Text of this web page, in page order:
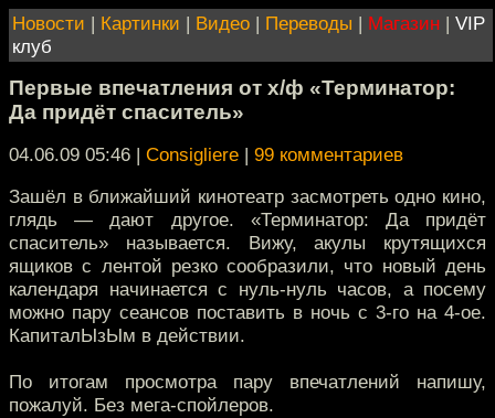
Новости | Картинки | Видео | Переводы | Магазин | VIP
клуб
Первые впечатления от х/ф «Терминатор:
Да придёт спаситель»
04.06.09 05:46 | Consigliere | 99 комментариев
Зашёл в ближайший кинотеатр засмотреть одно кино,
глядь — дают другое. «Терминатор: Да придёт
спаситель» называется. Вижу, акулы крутящихся
ящиков с лентой резко сообразили, что новый день
календаря начинается с нуль-нуль часов, а посему
можно пару сеансов поставить в ночь с 3-го на 4-ое.
КапиталЫзЫм в действии.
По итогам просмотра пару впечатлений напишу,
пожалуй. Без мега-спойлеров.